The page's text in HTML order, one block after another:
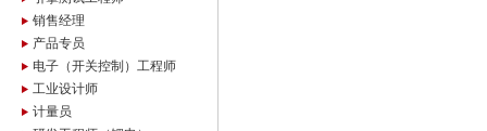
销售经理
产品专员
电子（开关控制）工程师
工业设计师
计量员